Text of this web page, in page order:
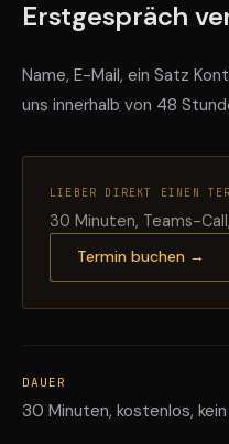
Erstgespräch
Name, E-Mail, ein Satz
uns innerhalb von 48
LIEBER DIREKT EINEN
30 Minuten, Teams-
Termin buchen →
DAUER
30 Minuten, kostenlos,